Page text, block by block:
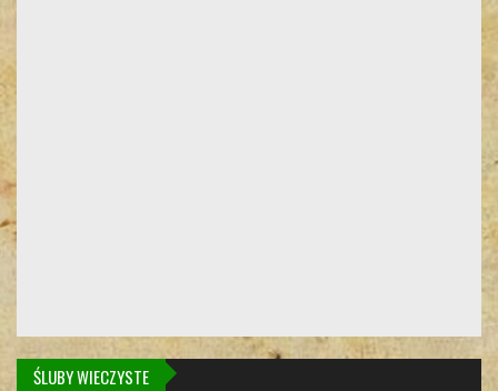
ŚLUBY WIECZYSTE